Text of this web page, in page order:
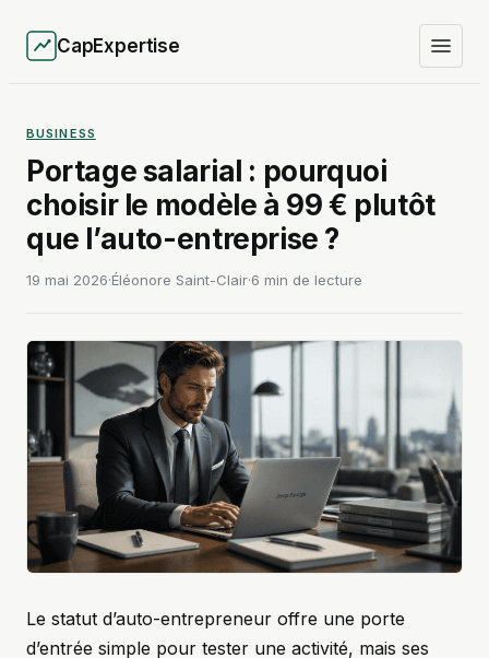
CapExpertise
BUSINESS
Portage salarial : pourquoi
choisir le modèle à 99 € plutôt
que l’auto-entreprise ?
19 mai 2026·Éléonore Saint-Clair·6 min de lecture
Le statut d’auto-entrepreneur offre une porte
d’entrée simple pour tester une activité, mais ses